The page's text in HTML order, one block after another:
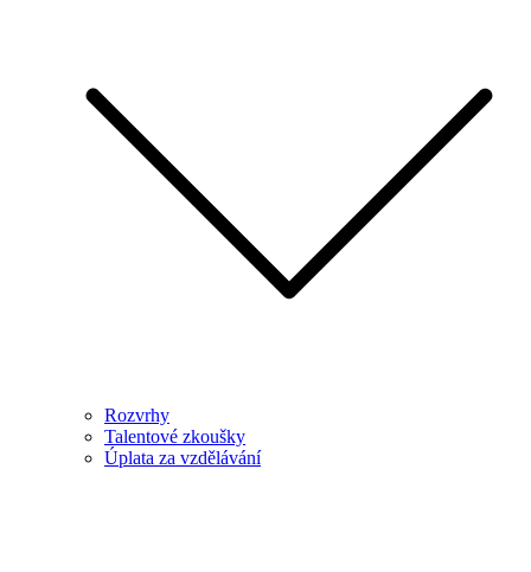
Rozvrhy
Talentové zkoušky
Úplata za vzdělávání